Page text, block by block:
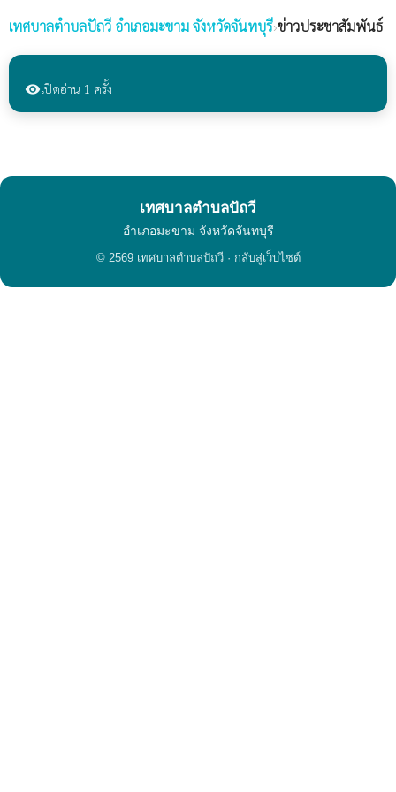
เทศบาลตำบลปัถวี อำเภอมะขาม จังหวัดจันทบุรี›ข่าวประชาสัมพันธ์
visibilityเปิดอ่าน 1 ครั้ง
เทศบาลตำบลปัถวี
อำเภอมะขาม จังหวัดจันทบุรี
© 2569 เทศบาลตำบลปัถวี · กลับสู่เว็บไซต์